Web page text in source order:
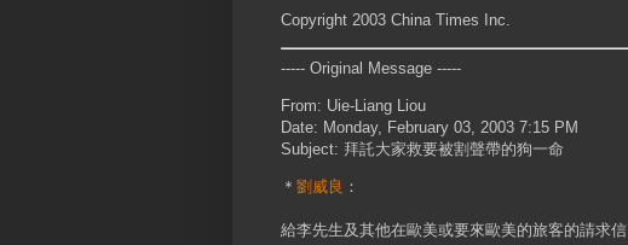
Copyright 2003 China Times Inc.
----- Original Message -----
From: Uie-Liang Liou
Date: Monday, February 03, 2003 7:15 PM
Subject: 拜託大家救要被割聲帶的狗一命
＊ 劉威良 ：
給李先生及其他在歐美或要來歐美的旅客的請求信